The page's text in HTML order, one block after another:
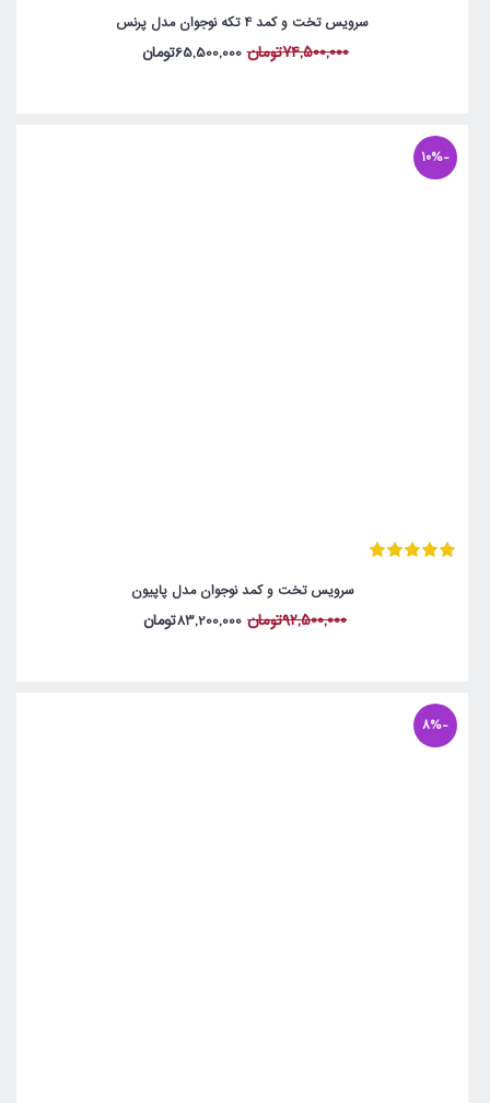
سرویس تخت و کمد 4 تکه نوجوان مدل پرنس
74,500,000تومان 65,500,000تومان
-10%
سرویس تخت و کمد نوجوان مدل پاپیون
92,500,000تومان 83,200,000تومان
-8%